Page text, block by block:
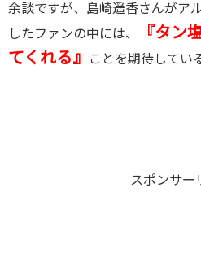
余談ですが、島崎遥香さんがア
したファンの中には、
『タン
てくれる』
ことを期待して
スポンサー